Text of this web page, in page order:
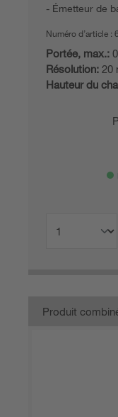
Émetteur de
Numéro d’article :
Portée, max.:
Résolution: 20
Hauteur du
Produit